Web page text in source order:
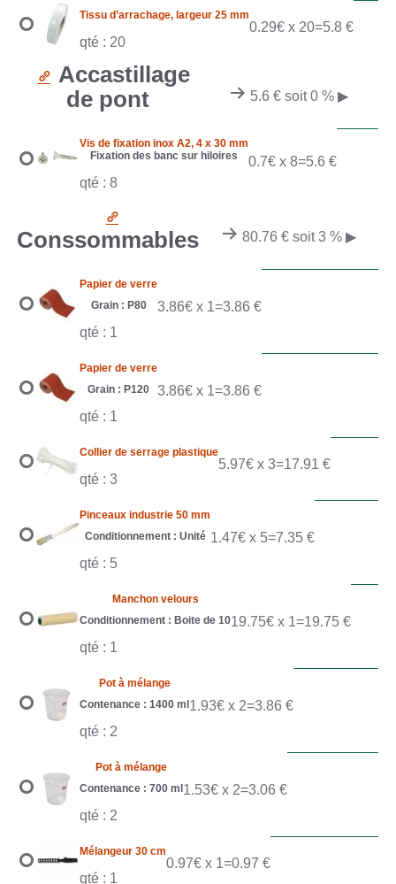
Tissu d’arrachage, largeur 25 mm
qté : 20
0.29€ x 20=5.8 €
Accastillage
de pont
5.6 € soit 0 % ▶
Vis de fixation inox A2, 4 x 30 mm
Fixation des banc sur hiloires
qté : 8
0.7€ x 8=5.6 €
Conssommables 80.76 € soit 3 % ▶
Papier de verre
Grain : P80
qté : 1
3.86€ x 1=3.86 €
Papier de verre
Grain : P120
qté : 1
3.86€ x 1=3.86 €
Collier de serrage plastique
qté : 3
5.97€ x 3=17.91 €
Pinceaux industrie 50 mm
Conditionnement : Unité
qté : 5
1.47€ x 5=7.35 €
Manchon velours
Conditionnement : Boite de 10
qté : 1
19.75€ x 1=19.75 €
Pot à mélange
Contenance : 1400 ml
qté : 2
1.93€ x 2=3.86 €
Pot à mélange
Contenance : 700 ml
qté : 2
1.53€ x 2=3.06 €
Mélangeur 30 cm
qté : 1
0.97€ x 1=0.97 €